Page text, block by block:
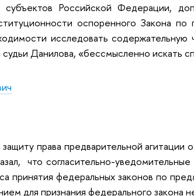
Российской Федерации,
оспоренного Закона по
исследовать содержательную
Данилова, «бессмысленно искать
права предварительной
что согласительно-
принятия федеральных законов по
для признания федерального закона